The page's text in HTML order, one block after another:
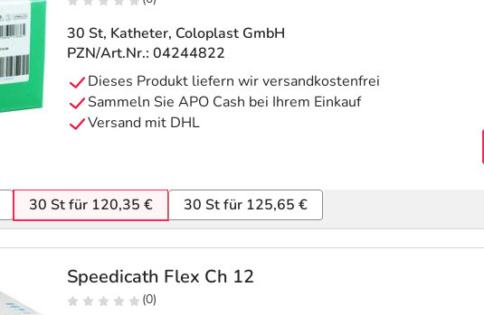
30 St, Katheter, Coloplast GmbH
PZN/Art.Nr.: 04244822
30 St für 120,35 € 30 St für 125,65 €
Speedicath Flex Ch 12
(0)